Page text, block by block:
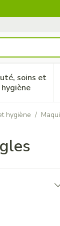
soins et
hygièneAfficher le
hygiène /